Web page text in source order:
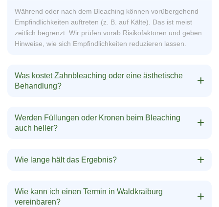
Während oder nach dem Bleaching können vorübergehend
Empfindlichkeiten auftreten (z. B. auf Kälte). Das ist meist
zeitlich begrenzt. Wir prüfen vorab Risikofaktoren und geben
Hinweise, wie sich Empfindlichkeiten reduzieren lassen.
Was kostet Zahnbleaching oder eine ästhetische
Behandlung?
Werden Füllungen oder Kronen beim Bleaching
auch heller?
Wie lange hält das Ergebnis?
Wie kann ich einen Termin in Waldkraiburg
vereinbaren?